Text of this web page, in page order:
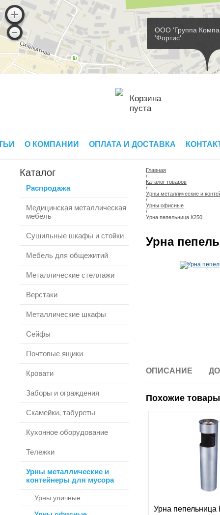
ООО 'Группа
'Фортис'
Корзина
пуста
О КОМПАНИИ ОПЛАТА И ДОСТАВКА
Каталог
Распродажа
Медицинская металлическая
мебель
Сушильные шкафы и стойки
Мебель для общежитий
Металлические стеллажи
Верстаки
Металлические шкафы
Сейфы
Почтовые ящики
Кровати
Заборы и ограждения
Скамейки, табуреты
Кухонное оборудование
Тележки
Урны металлические и
контейнеры для мусора
Урны уличные
Главная
/
Каталог товаров
/
Урны металлические и
/
Урны офисные
/
Урна пепельница К250
Урна
ОПИСАНИЕ
Похожие
Урна